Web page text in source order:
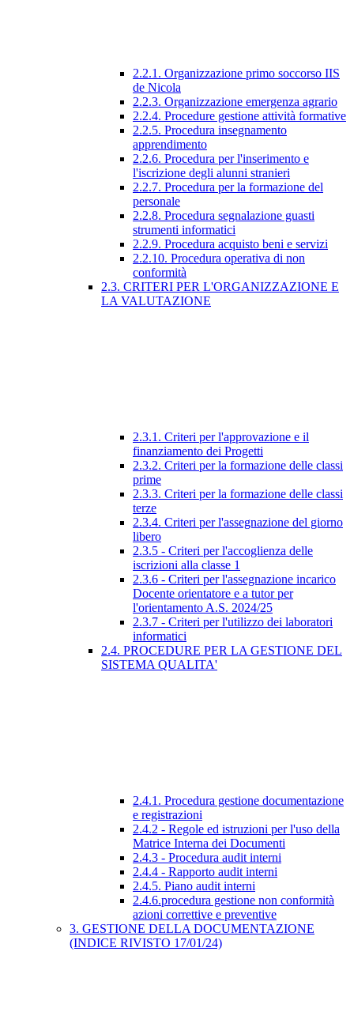
2.2.1. Organizzazione primo soccorso IIS
de Nicola
2.2.3. Organizzazione emergenza agrario
2.2.4. Procedure gestione attività formative
2.2.5. Procedura insegnamento
apprendimento
2.2.6. Procedura per l'inserimento e
l'iscrizione degli alunni stranieri
2.2.7. Procedura per la formazione del
personale
2.2.8. Procedura segnalazione guasti
strumenti informatici
2.2.9. Procedura acquisto beni e servizi
2.2.10. Procedura operativa di non
conformità
2.3. CRITERI PER L'ORGANIZZAZIONE E
LA VALUTAZIONE
2.3.1. Criteri per l'approvazione e il
finanziamento dei Progetti
2.3.2. Criteri per la formazione delle classi
prime
2.3.3. Criteri per la formazione delle classi
terze
2.3.4. Criteri per l'assegnazione del giorno
libero
2.3.5 - Criteri per l'accoglienza delle
iscrizioni alla classe 1
2.3.6 - Criteri per l'assegnazione incarico
Docente orientatore e a tutor per
l'orientamento A.S. 2024/25
2.3.7 - Criteri per l'utilizzo dei laboratori
informatici
2.4. PROCEDURE PER LA GESTIONE DEL
SISTEMA QUALITA'
2.4.1. Procedura gestione documentazione
e registrazioni
2.4.2 - Regole ed istruzioni per l'uso della
Matrice Interna dei Documenti
2.4.3 - Procedura audit interni
2.4.4 - Rapporto audit interni
2.4.5. Piano audit interni
2.4.6.procedura gestione non conformità
azioni correttive e preventive
3. GESTIONE DELLA DOCUMENTAZIONE
(INDICE RIVISTO 17/01/24)